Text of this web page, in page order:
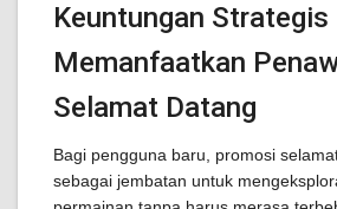
Keuntungan Strategis
Memanfaatkan
Selamat Datang
Bagi pengguna baru, promosi
sebagai jembatan untuk